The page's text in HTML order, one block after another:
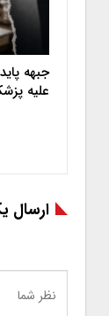
جبهه
علیه
ارسال